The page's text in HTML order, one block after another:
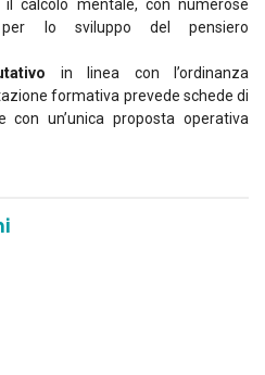
calcolo mentale, con numerose
lo sviluppo del pensiero
in linea con l’ordinanza
formativa prevede schede di
un’unica proposta operativa